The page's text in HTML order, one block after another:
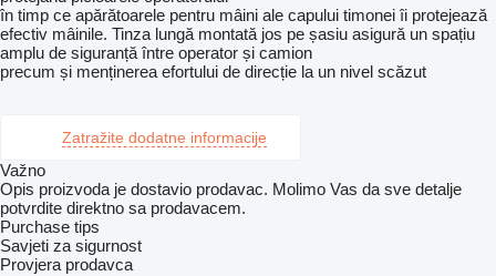
în timp ce apărătoarele pentru mâini ale capului timonei îi protejează
efectiv mâinile. Tinza lungă montată jos pe șasiu asigură un spațiu
amplu de siguranță între operator și camion
precum și menținerea efortului de direcție la un nivel scăzut
Zatražite dodatne informacije
Važno
Opis proizvoda je dostavio prodavac. Molimo Vas da sve detalje
potvrdite direktno sa prodavacem.
Purchase tips
Savjeti za sigurnost
Provjera prodavca